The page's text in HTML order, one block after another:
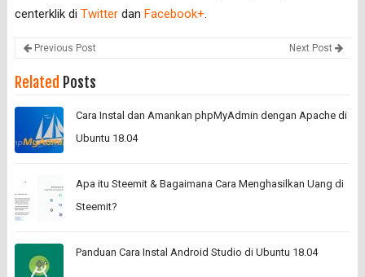
centerklik di Twitterdan Facebook+.
Previous Post Next Post
Related Posts
Cara Instal dan Amankan phpMyAdmin dengan Apache di
Ubuntu 18.04
Apa itu Steemit & Bagaimana Cara Menghasilkan Uang di
Steemit?
Panduan Cara Instal Android Studio di Ubuntu 18.04